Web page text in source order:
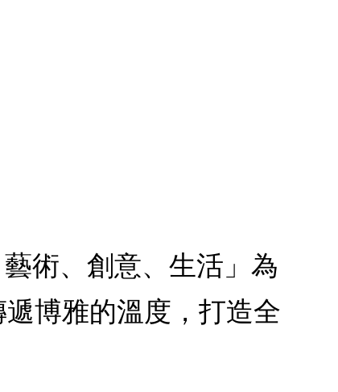
術、創意、生活」為
博雅的溫度，打造全